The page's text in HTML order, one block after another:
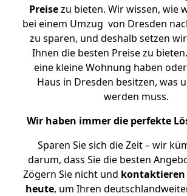
Preisezu bieten. Wir wissen, wie
bei einem Umzug von Dresden
zu sparen, und deshalb setzen
Ihnen die besten Preise zu
eine kleine Wohnung haben
Haus in Dresden besitzen, was
werden muss.
Wir haben immer die perfekte
Sparen Sie sich die Zeit – wir
darum, dass Sie die besten
Zögern Sie nicht und kontaktieren
heute, um Ihren